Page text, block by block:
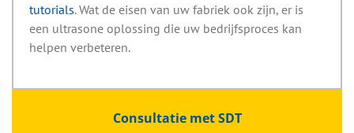
tutorials. Wat de eisen van uw fabriek ook zijn, er is
een ultrasone oplossing die uw bedrijfsproces kan
helpen verbeteren.
Consultatie met SDT